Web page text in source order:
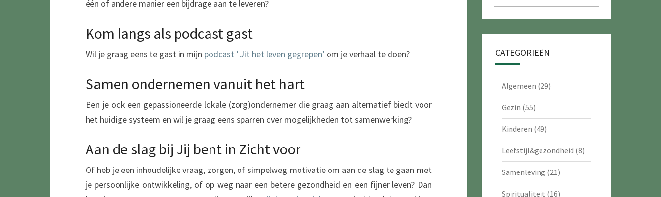
R
N
één of andere manier een bijdrage aan te leveren?
Kom langs als podcast gast
Wil je graag eens te gast in mijn podcast ‘Uit het leven gegrepen’ om je verhaal te doen?
Samen ondernemen vanuit het hart
Ben je ook een gepassioneerde lokale (zorg)ondernemer die graag aan alternatief biedt voor
het huidige systeem en wil je graag eens sparren over mogelijkheden tot samenwerking?
Aan de slag bij Jij bent in Zicht voor
Of heb je een inhoudelijke vraag, zorgen, of simpelweg motivatie om aan de slag te gaan met
je persoonlijke ontwikkeling, of op weg naar een betere gezondheid en een fijner leven? Dan
CATEGORIEËN
Algemeen (29)
Gezin (55)
Kinderen (49)
Leefstijl&gezondheid (8)
Samenleving (21)
Spiritualiteit (16)